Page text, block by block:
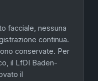
facciale, nessuna
continua.
conservate. Per
il LfDI Baden-
il